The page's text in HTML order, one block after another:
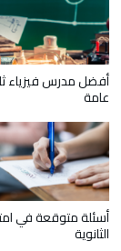
أفضل مدرس فيزياء
عامة
أسئلة متوقعة في
الثانوية